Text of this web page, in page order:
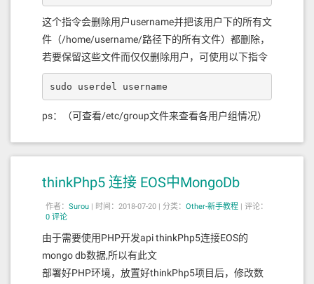
这个指令会删除用户username并把该用户下的所有文
件（/home/username/路径下的所有文件）都删除，
若要保留这些文件而仅仅删除用户，可使用以下指令
sudo userdel username
ps：（可查看/etc/group文件来查看各用户组情况）
thinkPhp5 连接 EOS中MongoDb
作者： Surou | 时间：2018-07-20 | 分类： Other-新手教程 | 评论：
0 评论
由于需要使用PHP开发api thinkPhp5连接EOS的
mongo db数据,所以有此文
部署好PHP环境，放置好thinkPhp5项目后，修改数